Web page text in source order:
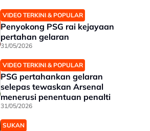
VIDEO TERKINI & POPULAR
Penyokong PSG rai kejayaan
pertahan gelaran
31/05/2026
VIDEO TERKINI & POPULAR
PSG pertahankan gelaran
selepas tewaskan Arsenal
menerusi penentuan penalti
31/05/2026
SUKAN